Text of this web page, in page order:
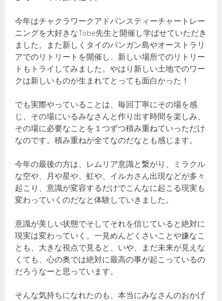
今年はチャクラワークアドバンスティーチャートレー
ニングを大好きなTobe先生と開催し学ばせていただき
ました。また新しくタイのパンガン島やオーストラリ
アでのリトリートを開催し、新しい場所でのリトリー
トもトライしてみました。やはり新しい土地でのワー
クは新しいものが生まれてとっても面白かった！
でも実際やっていることは、毎回丁寧にその場を感
じ、その場にいるみなさんと作り出す時間を楽しみ、
その場に必要なことを１つずつ積み重ねていっただけ
なのです。積み重ねが全てなのだなとも感じます。
今年の最後の方は、レムリア意識と繋がり、ミラクル
な空や、月や星や、虹や、イルカさん出現などが多々
起こり、意識が変容するだけでこんなに起こる現実も
変わっていくのだなと体験していきました。
意識が美しい状態でそしてそれを信じていると絶対に
現実は変わっていく。一見めんどくさいことや嫌なこ
とも、大きな視点で見ると、いや、まだ未来が見えな
くても、心の奥では絶対に最高の事が起こっているの
だろうなーと思っています。
そんな気持ちになれたのも、本当にみなさんのおかげ